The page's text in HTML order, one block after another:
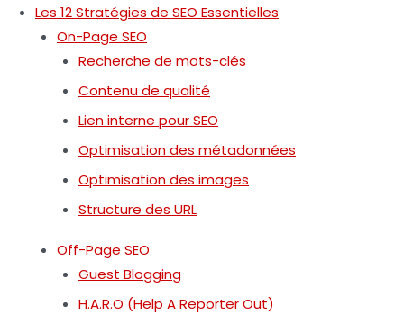
Les 12 Stratégies de SEO Essentielles
On-Page SEO
Recherche de mots-clés
Contenu de qualité
Lien interne pour SEO
Optimisation des métadonnées
Optimisation des images
Structure des URL
Off-Page SEO
Guest Blogging
H.A.R.O (Help A Reporter Out)